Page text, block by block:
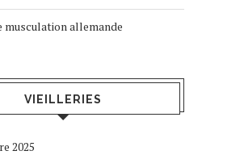
musculation allemande
VIEILLERIES
2025